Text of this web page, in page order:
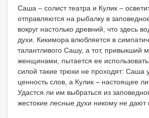
Саша – солист театра и Кулик –
отправляются на рыбалку в
вокруг настолько древний, что здесь
духи. Кикимора влюбляется в
талантливого Сашу, а тот, привыкший
женщинами, пытается ее
силой такие трюки не проходят: Саша
ценность слов, а Кулик – настоящее
Удастся ли им выбраться из
жестокие лесные духи никому не дают